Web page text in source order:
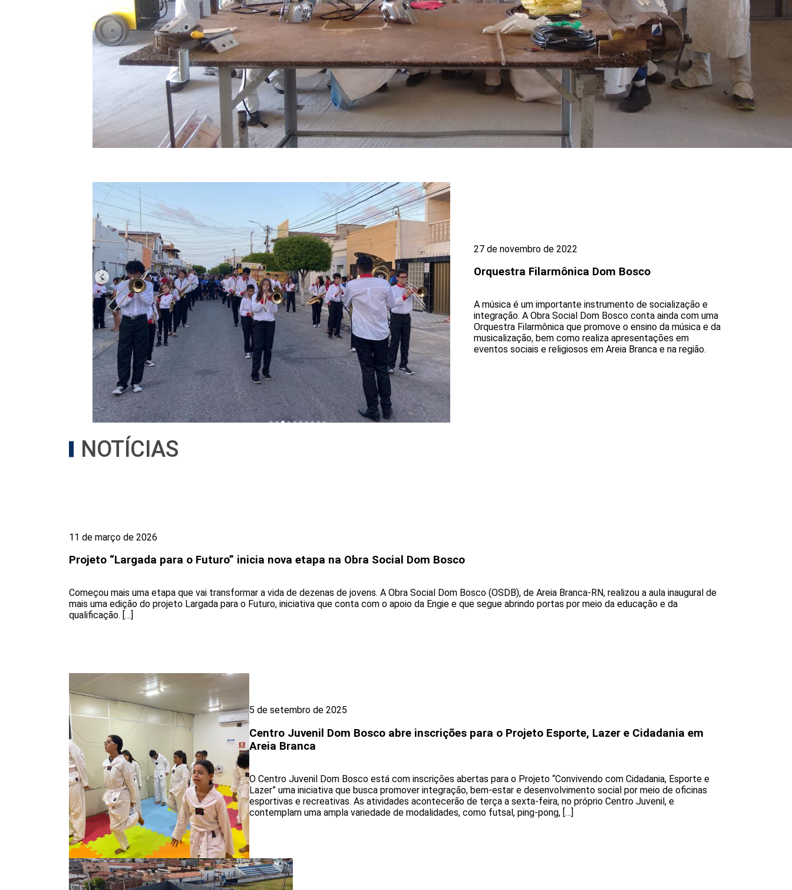
27 de novembro de 2022
Orquestra Filarmônica Dom Bosco
A música é um importante instrumento de socialização e
integração. A Obra Social Dom Bosco conta ainda com uma
Orquestra Filarmônica que promove o ensino da música e da
musicalização, bem como realiza apresentações em
eventos sociais e religiosos em Areia Branca e na região.
NOTÍCIAS
11 de março de 2026
Projeto “Largada para o Futuro” inicia nova etapa na Obra Social Dom Bosco
Começou mais uma etapa que vai transformar a vida de dezenas de jovens. A Obra Social Dom Bosco (OSDB), de Areia Branca-RN, realizou a aula inaugural de
mais uma edição do projeto Largada para o Futuro, iniciativa que conta com o apoio da Engie e que segue abrindo portas por meio da educação e da
qualificação. […]
5 de setembro de 2025
Centro Juvenil Dom Bosco abre inscrições para o Projeto Esporte, Lazer e Cidadania em
Areia Branca
O Centro Juvenil Dom Bosco está com inscrições abertas para o Projeto “Convivendo com Cidadania, Esporte e
Lazer” uma iniciativa que busca promover integração, bem-estar e desenvolvimento social por meio de oficinas
esportivas e recreativas. As atividades acontecerão de terça a sexta-feira, no próprio Centro Juvenil, e
contemplam uma ampla variedade de modalidades, como futsal, ping-pong, […]